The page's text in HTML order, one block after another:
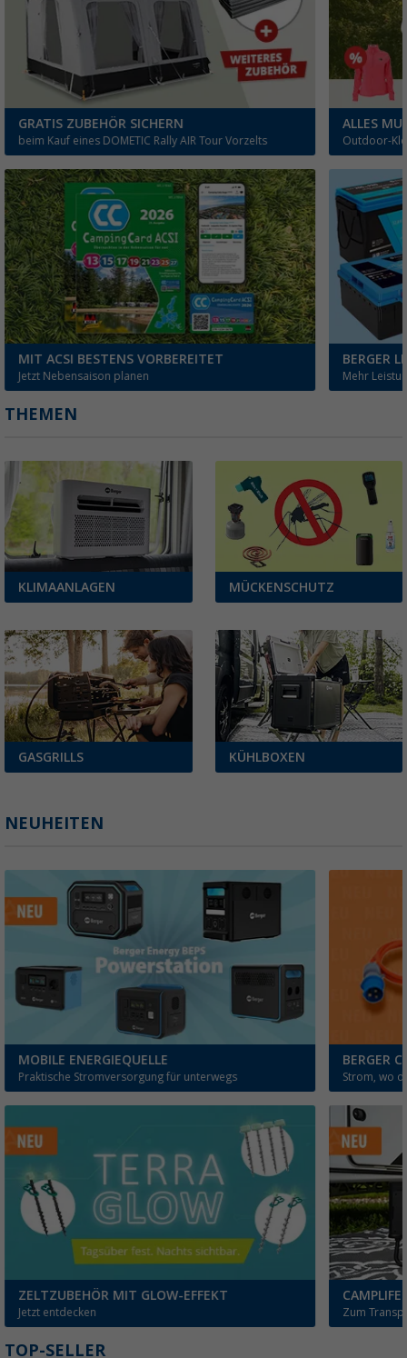
GRATIS ZUBEHÖR SICHERN
beim Kauf eines DOMETIC Rally AIR Tour Vorzelts
ALLES
Outdoor-
MIT ACSI BESTENS VORBEREITET
Jetzt Nebensaison planen
BERGER
Mehr
THEMEN
KLIMAANLAGEN MÜCKENSCHUTZ
GASGRILLS KÜHLBOXEN
NEUHEITEN
MOBILE ENERGIEQUELLE
Praktische Stromversorgung für unterwegs
BERGER
Strom, wo
ZELTZUBEHÖR MIT GLOW-EFFEKT
Jetzt entdecken Zum
TOP-SELLER